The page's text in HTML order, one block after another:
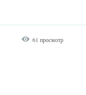
61 просмотр